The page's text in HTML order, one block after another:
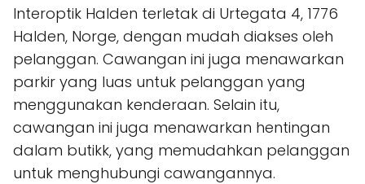
Interoptik Halden terletak di Urtegata 4, 1776
Halden, Norge, dengan mudah diakses oleh
pelanggan. Cawangan ini juga menawarkan
parkir yang luas untuk pelanggan yang
menggunakan kenderaan. Selain itu,
cawangan ini juga menawarkan hentingan
dalam butikk, yang memudahkan pelanggan
untuk menghubungi cawangannya.